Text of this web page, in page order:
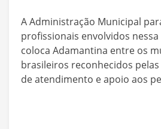
A Administração Municipal
profissionais envolvidos
coloca Adamantina entre os
brasileiros reconhecidos
de atendimento e apoio aos